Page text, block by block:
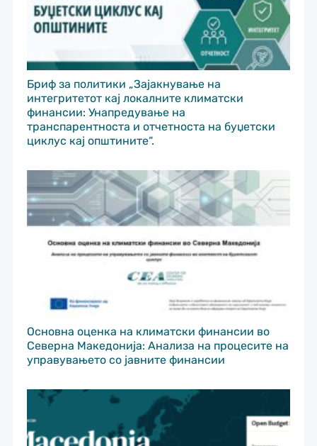
Бриф за политики „Зајакнување на
интегритетот кај локалните климатски
финансии: Унапредување на
транспарентноста и отчетноста на буџетски
циклус кај општините“.
Основна оценка на климатски финансии во
Северна Македонија: Анализа на процесите на
управувањето со јавните финансии